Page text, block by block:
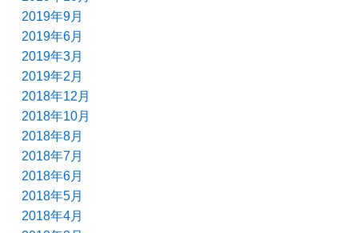
2019年9月
2019年6月
2019年3月
2019年2月
2018年12月
2018年10月
2018年8月
2018年7月
2018年6月
2018年5月
2018年4月